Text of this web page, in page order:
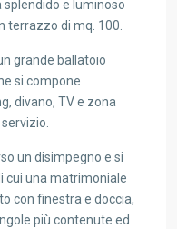
e luminoso
terrazzo di mq. 100.
grande ballatoio
si compone
divano, TV e zona
un disimpegno e si
cui una matrimoniale
con finestra e doccia,
più contenute ed